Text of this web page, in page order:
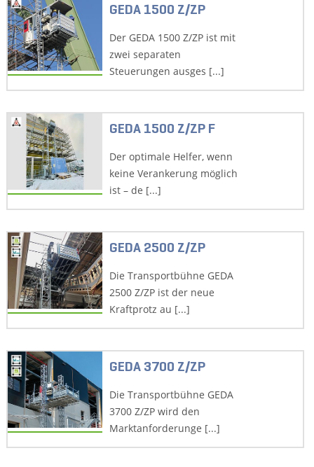
GEDA 1500 Z/ZP
Der GEDA 1500 Z/ZP ist mit
zwei separaten
Steuerungen ausges [...]
GEDA 1500 Z/ZP F
Der optimale Helfer, wenn
keine Verankerung möglich
ist – de [...]
GEDA 2500 Z/ZP
Die Transportbühne GEDA
2500 Z/ZP ist der neue
Kraftprotz au [...]
GEDA 3700 Z/ZP
Die Transportbühne GEDA
3700 Z/ZP wird den
Marktanforderunge [...]